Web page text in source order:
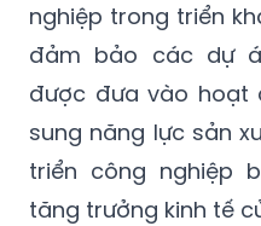
nghiệp trong triển
đảm bảo các dự
được đưa vào hoạt
sung năng lực sản
triển công nghiệp
tăng trưởng kinh tế